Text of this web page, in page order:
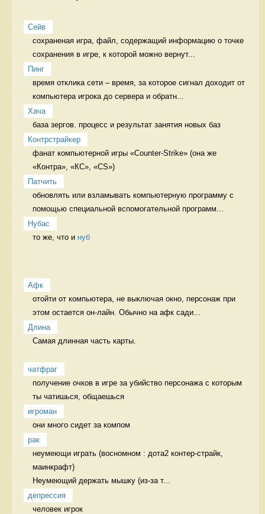
Сейв
сохраненая игра, файл, содержащий информацию о точке
сохранения в игре, к которой можно вернут...
Пинг
время отклика сети – время, за которое сигнал доходит от
компьютера игрока до сервера и обратн...
Хача
база зергов. процесс и результат занятия новых баз
Контрстрайкер
фанат компьютерной игры «Counter-Strike» (она же
«Контра», «КС», «CS»)
Патчить
обновлять или взламывать компьютерную программу с
помощью специальной вспомогательной программ...
Нубас
то же, что и нуб
Афк
отойти от компьютера, не выключая окно, персонаж при
этом остается он-лайн. Обычно на афк сади...
Длина
Самая длинная часть карты.
чатфраг
получение очков в игре за убийство персонажа с которым
ты чатишься, общаешься
игроман
они много сидет за компом
рак
неумеющи играть (восномном : дота2 контер-страйк,
маинкрафт)
Неумеющий держать мышку (из-за т...
депрессия
человек игрок